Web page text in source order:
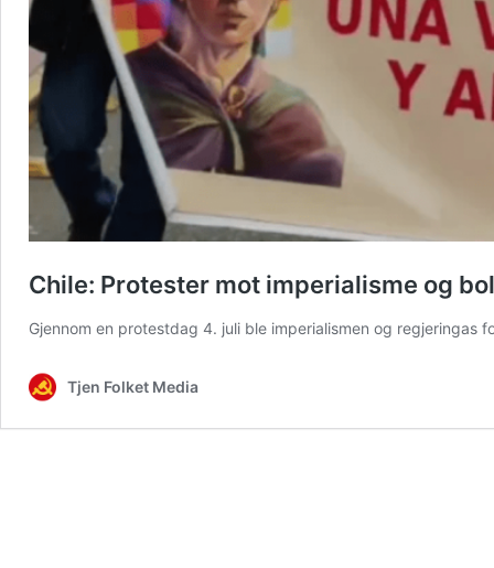
Chile: Protester mot imperialisme og
Gjennom en protestdag 4. juli ble imperialismen og
Tjen Folket Media